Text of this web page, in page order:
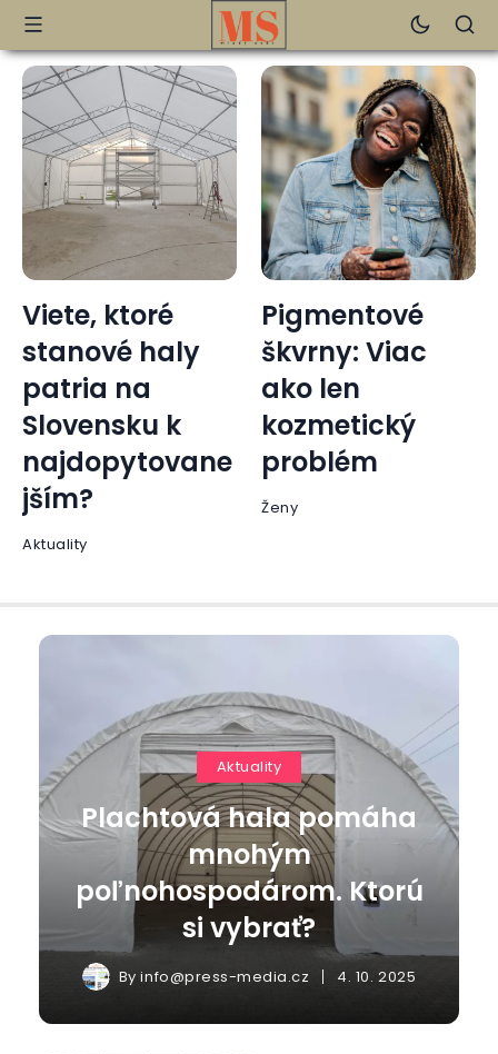
Viete, ktoré
stanové haly
patria na
Slovensku k
najdopytovane
jším?
Aktuality
Pigmentové
škvrny: Viac
ako len
kozmetický
problém
Ženy
Aktuality
Plachtová hala pomáha
mnohým
poľnohospodárom. Ktorú
si vybrať?
Byinfo@press-media.cz 4. 10. 2025